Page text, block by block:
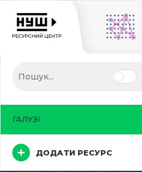
ДОДАТИ РЕСУРС
ГАЛУЗІ